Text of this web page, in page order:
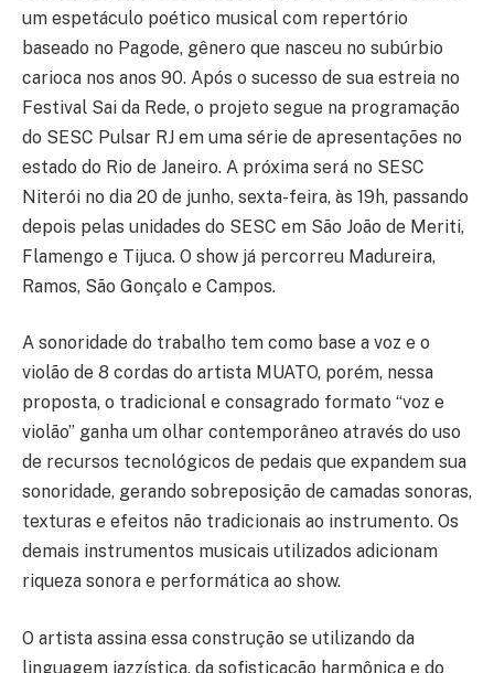
um espetáculo poético musical com repertório
baseado no Pagode, gênero que nasceu no subúrbio
carioca nos anos 90. Após o sucesso de sua estreia no
Festival Sai da Rede, o projeto segue na programação
do SESC Pulsar RJ em uma série de apresentações no
estado do Rio de Janeiro. A próxima será no SESC
Niterói no dia 20 de junho, sexta-feira, às 19h, passando
depois pelas unidades do SESC em São João de Meriti,
Flamengo e Tijuca. O show já percorreu Madureira,
Ramos, São Gonçalo e Campos.
A sonoridade do trabalho tem como base a voz e o
violão de 8 cordas do artista MUATO, porém, nessa
proposta, o tradicional e consagrado formato “voz e
violão” ganha um olhar contemporâneo através do uso
de recursos tecnológicos de pedais que expandem sua
sonoridade, gerando sobreposição de camadas sonoras,
texturas e efeitos não tradicionais ao instrumento. Os
demais instrumentos musicais utilizados adicionam
riqueza sonora e performática ao show.
O artista assina essa construção se utilizando da
linguagem jazzística, da sofisticação harmônica e do